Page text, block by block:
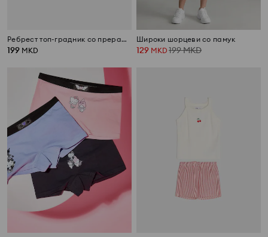
Ребрест топ-градник со прерамки
199 MKD
Широки шорцеви со памук
129 MKD 199MKD